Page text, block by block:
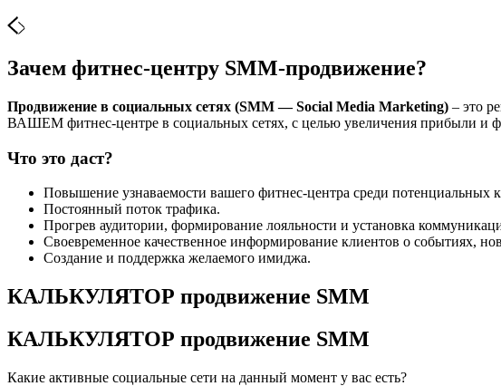
Зачем фитнес-центру SMM-продвижение?
Продвижение в социальных сетях (SMM — Social Media Marketing) – это
ВАШЕМ фитнес-центре в социальных сетях, с целью увеличения прибыли и
Что это даст?
Повышение узнаваемости вашего фитнес-центра среди потенциальных
Постоянный поток трафика.
Прогрев аудитории, формирование лояльности и установка
Своевременное качественное информирование клиентов о событиях,
Создание и поддержка желаемого имиджа.
КАЛЬКУЛЯТОР продвижение SMM
КАЛЬКУЛЯТОР продвижение SMM
Какие активные социальные сети на данный момент у вас есть?